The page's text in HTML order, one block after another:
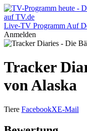
Live-TV Programm Auf
Anmelden
Tracker
von Alaska
Tiere FacebookXE-Mail